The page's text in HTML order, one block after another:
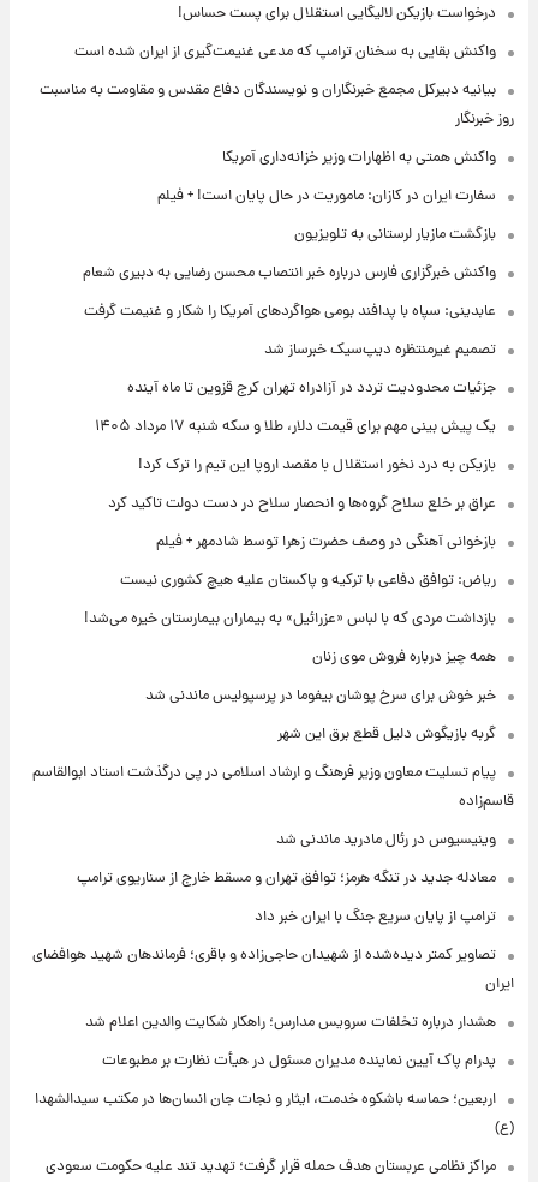
درخواست بازیکن لالیگایی استقلال برای پست حساس!
واکنش بقایی به سخنان ترامپ که مدعی غنیمت‌گیری از ایران شده است
بیانیه دبیرکل مجمع خبرنگاران و نویسندگان دفاع مقدس و مقاومت به مناسبت
روز خبرنگار
واکنش همتی به اظهارات وزیر خزانه‌داری آمریکا
سفارت ایران در کازان: ماموریت در حال پایان است! + فیلم
بازگشت مازیار لرستانی به تلویزیون
واکنش خبرگزاری فارس درباره خبر انتصاب محسن رضایی به دبیری شعام
عابدینی: سپاه با پدافند بومی هواگردهای آمریکا را شکار و غنیمت گرفت
تصمیم غیرمنتظره دیپ‌سیک خبرساز شد
جزئیات محدودیت تردد در آزادراه تهران کرج قزوین تا ماه آینده
یک پیش ‌بینی مهم برای قیمت دلار، طلا و سکه شنبه ۱۷ مرداد ۱۴۰۵
بازیکن به درد نخور استقلال با مقصد اروپا این تیم را ترک کرد!
عراق بر خلع سلاح گروه‌ها و انحصار سلاح در دست دولت تاکید کرد
بازخوانی آهنگی در وصف حضرت زهرا توسط شادمهر + فیلم
ریاض: توافق دفاعی با ترکیه و پاکستان علیه هیچ کشوری نیست
بازداشت مردی که با لباس «عزرائیل» به بیماران بیمارستان خیره می‌شد!
همه چیز درباره فروش موی زنان
خبر خوش برای سرخ پوشان بیفوما در پرسپولیس ماندنی شد
گربه بازیگوش دلیل قطع برق این شهر
پیام تسلیت معاون وزیر فرهنگ و ارشاد اسلامی در پی درگذشت استاد ابوالقاسم
قاسم‌زاده
وینیسیوس در رئال مادرید ماندنی شد
معادله جدید در تنگه هرمز؛ توافق تهران و مسقط خارج از سناریوی ترامپ
ترامپ از پایان سریع جنگ با ایران خبر داد
تصاویر کمتر دیده‌شده از شهیدان حاجی‌زاده و باقری؛ فرماندهان شهید هوافضای
ایران
هشدار درباره تخلفات سرویس مدارس؛ راهکار شکایت والدین اعلام شد
پدرام پاک آیین نماینده مدیران مسئول در هیأت نظارت بر مطبوعات
اربعین؛ حماسه باشکوه خدمت، ایثار و نجات جان انسان‌ها در مکتب سیدالشهدا
(ع)
مراکز نظامی عربستان هدف حمله قرار گرفت؛ تهدید تند علیه حکومت سعودی